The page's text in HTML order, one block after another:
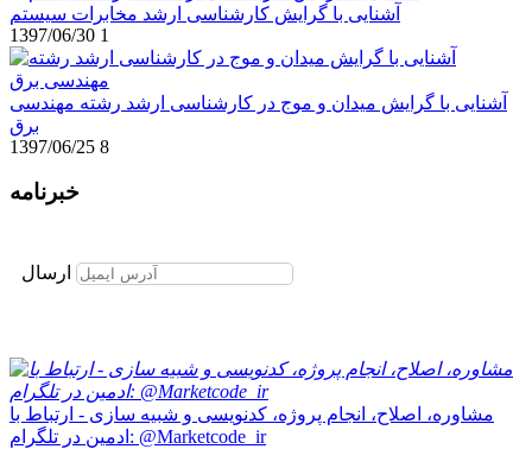
آشنایی با گرایش کارشناسی ارشد مخابرات سیستم
1397/06/30 1
آشنایی با گرایش میدان و موج در کارشناسی ارشد رشته مهندسی
برق
1397/06/25 8
خبرنامه
ارسال
مشاوره، اصلاح، انجام پروژه، کدنویسی و شبیه سازی - ارتباط با
ادمین در تلگرام: @Marketcode_ir